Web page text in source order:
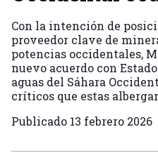
Con la intención de
proveedor clave de
potencias occidentales,
nuevo acuerdo con
aguas del Sáhara
críticos que estas
Publicado 13 febrero 2026